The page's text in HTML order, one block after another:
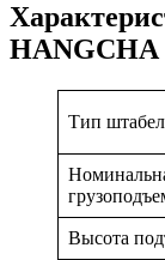
HANGCHA
Тип
Высота